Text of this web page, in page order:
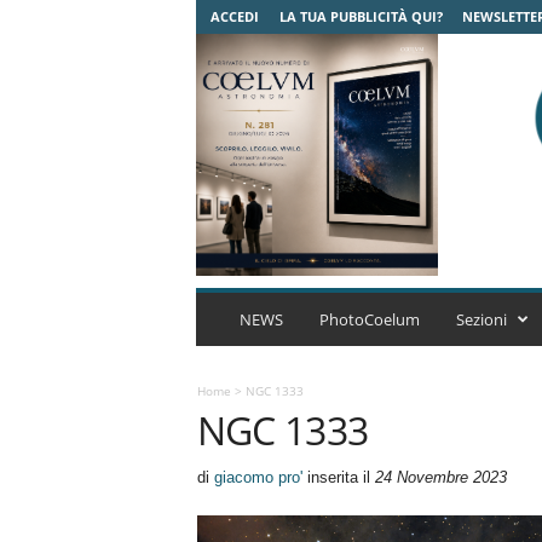
ACCEDI LA TUA PUBBLICITÀ QUI?
C
r
NEWS PhotoCoelum Sezioni
Home > NGC 1333
NGC 1333
di giacomo pro'inserita il 24 Novembre 2023